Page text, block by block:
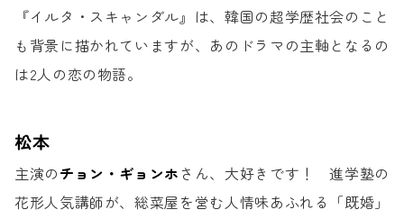
『イルタ・スキャンダル』は、 韓国の超学歴社会のこと
も背景に描かれていますが、 あのドラマの主軸となるの
は2人の恋の物語。
松本
主演のチョン・ギョンホさん、大好きです！進学塾の
花形人気講師が、総菜屋を営む人情味あふれる「既婚」